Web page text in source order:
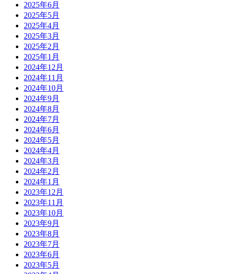
2025年6月
2025年5月
2025年4月
2025年3月
2025年2月
2025年1月
2024年12月
2024年11月
2024年10月
2024年9月
2024年8月
2024年7月
2024年6月
2024年5月
2024年4月
2024年3月
2024年2月
2024年1月
2023年12月
2023年11月
2023年10月
2023年9月
2023年8月
2023年7月
2023年6月
2023年5月